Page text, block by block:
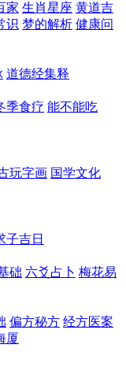
家 生肖星座 黄道吉
识 梦的解析 健康问
道德经集释
季食疗 能不能吃
玩字画 国学文化
子吉日
础 六爻占卜 梅花易
偏方秘方 经方医案
厦